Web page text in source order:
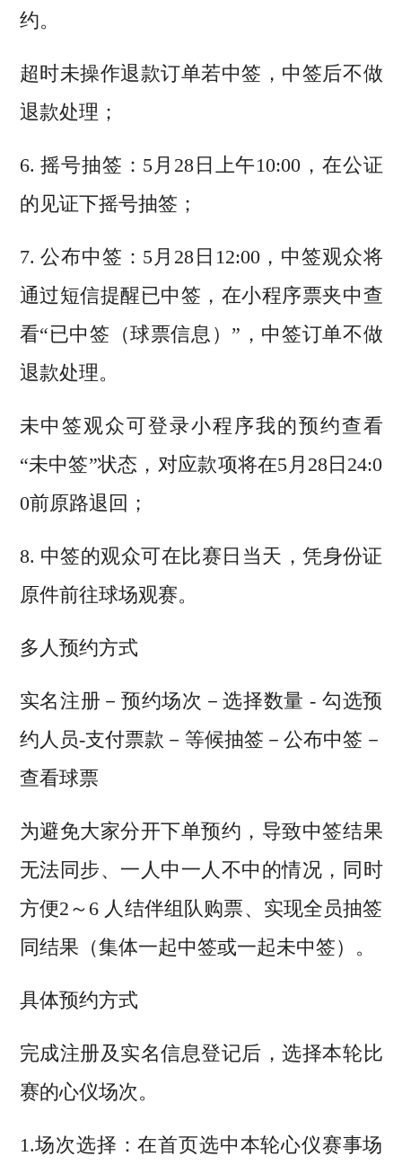
约。
超时未操作退款订单若中签，中签后不做
退款处理；
6. 摇号抽签：5月28日上午10:00，在公证
的见证下摇号抽签；
7. 公布中签：5月28日12:00，中签观众将
通过短信提醒已中签，在小程序票夹中查
看“已中签（球票信息）”，中签订单不做
退款处理。
未中签观众可登录小程序我的预约查看
“未中签”状态，对应款项将在5月28日24:0
0前原路退回；
8. 中签的观众可在比赛日当天，凭身份证
原件前往球场观赛。
多人预约方式
实名注册－预约场次－选择数量 - 勾选预
约人员-支付票款－等候抽签－公布中签－
查看球票
为避免大家分开下单预约，导致中签结果
无法同步、一人中一人不中的情况，同时
方便2～6 人结伴组队购票、实现全员抽签
同结果（集体一起中签或一起未中签）。
具体预约方式
完成注册及实名信息登记后，选择本轮比
赛的心仪场次。
1.场次选择：在首页选中本轮心仪赛事场